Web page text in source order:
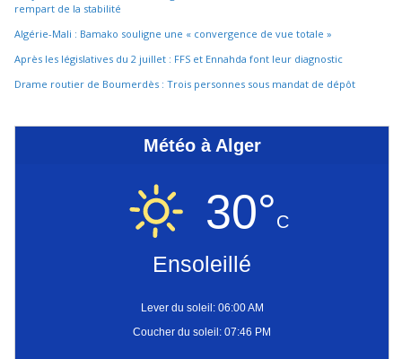
rempart de la stabilité
Algérie-Mali : Bamako souligne une « convergence de vue totale »
Après les législatives du 2 juillet : FFS et Ennahda font leur diagnostic
Drame routier de Boumerdès : Trois personnes sous mandat de dépôt
Météo à Alger
30°C
Ensoleillé
Lever du soleil: 06:00 AM
Coucher du soleil: 07:46 PM